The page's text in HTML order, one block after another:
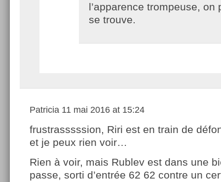
l’apparence trompeuse, on
se trouve.
Patricia 11 mai 2016 at 15:24
frustrasssssion, Riri est en train de
et je peux rien voir…
Rien à voir, mais Rublev est dans une
passe, sorti d’entrée 62 62 contre un